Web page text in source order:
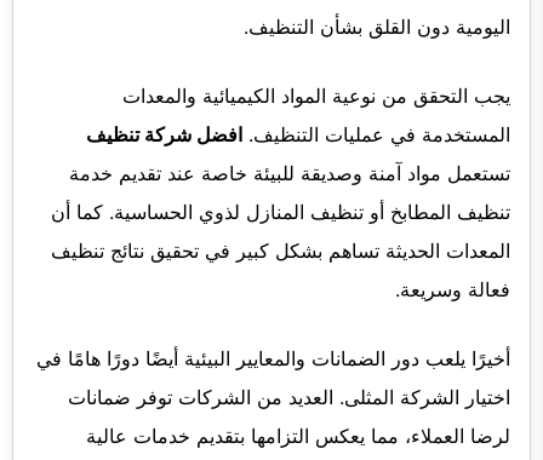
اليومية دون القلق بشأن التنظيف.
يجب التحقق من نوعية المواد الكيميائية والمعدات
المستخدمة في عمليات التنظيف. افضل شركة تنظيف
تستعمل مواد آمنة وصديقة للبيئة خاصة عند تقديم خدمة
تنظيف المطابخ أو تنظيف المنازل لذوي الحساسية. كما أن
المعدات الحديثة تساهم بشكل كبير في تحقيق نتائج تنظيف
فعالة وسريعة.
أخيرًا يلعب دور الضمانات والمعايير البيئية أيضًا دورًا هامًا في
اختيار الشركة المثلى. العديد من الشركات توفر ضمانات
لرضا العملاء، مما يعكس التزامها بتقديم خدمات عالية